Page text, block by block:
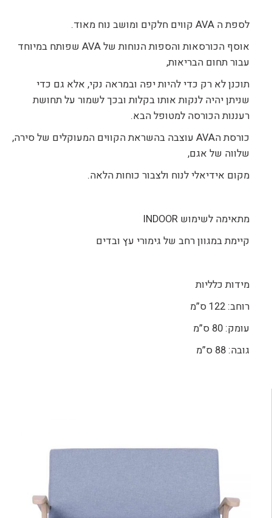
לספת ה AVA קווים חלקים ומושב נוח מאוד.
אוסף הכורסאות והספות הנוחות של AVA שפותח במיוחד
עבור תחום הבריאות,
תוכנן לא רק כדי להיות יפה ובמראה נקי, אלא גם כדי
שניתן יהיה לנקות אותו בקלות ובכך לשמור על תחושת
רעננות הכורסה למטופל הבא.
כורסת הAVA עוצבה בהשראת הקווים המעוקלים של סירה,
שלווה של אגם,
מקום אידיאלי לנוח ולצבור כוחות הלאה.
מתאימה לשימוש INDOOR
קיימת במגוון רחב של גימורי עץ ובדים
מידות כלליות
רוחב: 122 ס”מ
עומק: 80 ס”מ
גובה: 88 ס”מ